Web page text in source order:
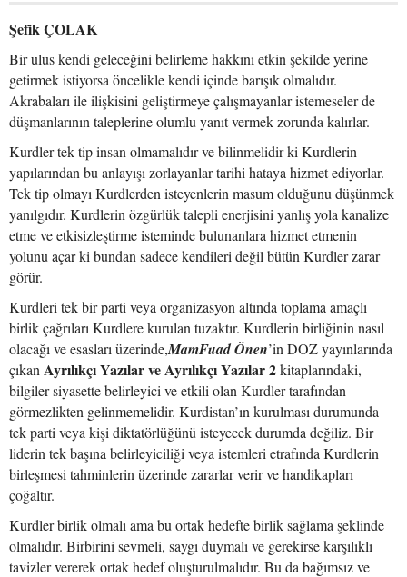
Şefik ÇOLAK
Bir ulus kendi geleceğini belirleme hakkını etkin şekilde yerine
getirmek istiyorsa öncelikle kendi içinde barışık olmalıdır.
Akrabaları ile ilişkisini geliştirmeye çalışmayanlar istemeseler de
düşmanlarının taleplerine olumlu yanıt vermek zorunda kalırlar.
Kurdler tek tip insan olmamalıdır ve bilinmelidir ki Kurdlerin
yapılarından bu anlayışı zorlayanlar tarihi hataya hizmet ediyorlar.
Tek tip olmayı Kurdlerden isteyenlerin masum olduğunu düşünmek
yanılgıdır. Kurdlerin özgürlük talepli enerjisini yanlış yola kanalize
etme ve etkisizleştirme isteminde bulunanlara hizmet etmenin
yolunu açar ki bundan sadece kendileri değil bütün Kurdler zarar
görür.
Kurdleri tek bir parti veya organizasyon altında toplama amaçlı
birlik çağrıları Kurdlere kurulan tuzaktır. Kurdlerin birliğinin nasıl
olacağı ve esasları üzerinde,MamFuad Önen’in DOZ yayınlarında
çıkan Ayrılıkçı Yazılar ve Ayrılıkçı Yazılar 2kitaplarındaki,
bilgiler siyasette belirleyici ve etkili olan Kurdler tarafından
görmezlikten gelinmemelidir. Kurdistan’ın kurulması durumunda
tek parti veya kişi diktatörlüğünü isteyecek durumda değiliz. Bir
liderin tek başına belirleyiciliği veya istemleri etrafında Kurdlerin
birleşmesi tahminlerin üzerinde zararlar verir ve handikapları
çoğaltır.
Kurdler birlik olmalı ama bu ortak hedefte birlik sağlama şeklinde
olmalıdır. Birbirini sevmeli, saygı duymalı ve gerekirse karşılıklı
tavizler vererek ortak hedef oluşturulmalıdır. Bu da bağımsız ve